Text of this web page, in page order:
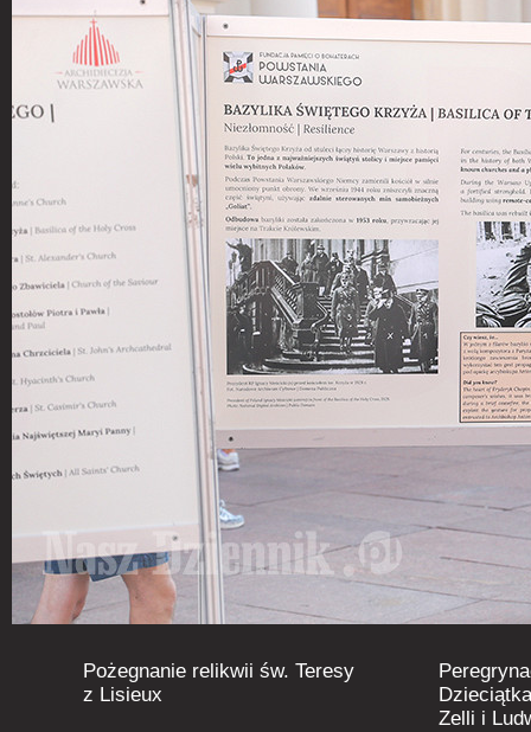
Pożegnanie relikwii św. Teresy
z Lisieux
Zelli i